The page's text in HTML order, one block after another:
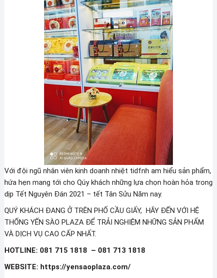
Với đội ngũ nhân viên kinh doanh nhiệt tidfnh am hiểu sản phẩm,
hứa hẹn mang tới cho Qúy khách những lựa chọn hoàn hỏa trong
dịp Tết Nguyên Đán 2021 – tết Tân Sửu Năm nay.
QUÝ KHÁCH ĐANG Ở TRÊN PHỐ CẦU GIẤY, HÃY ĐẾN VỚI HỆ
THỐNG YẾN SÀO PLAZA ĐỂ TRẢI NGHIỆM NHỮNG SẢN PHẨM
VÀ DỊCH VỤ CAO CẤP NHẤT.
HOTLINE: 081 715 1818 – 081 713 1818
WEBSITE: https://yensaoplaza.com/